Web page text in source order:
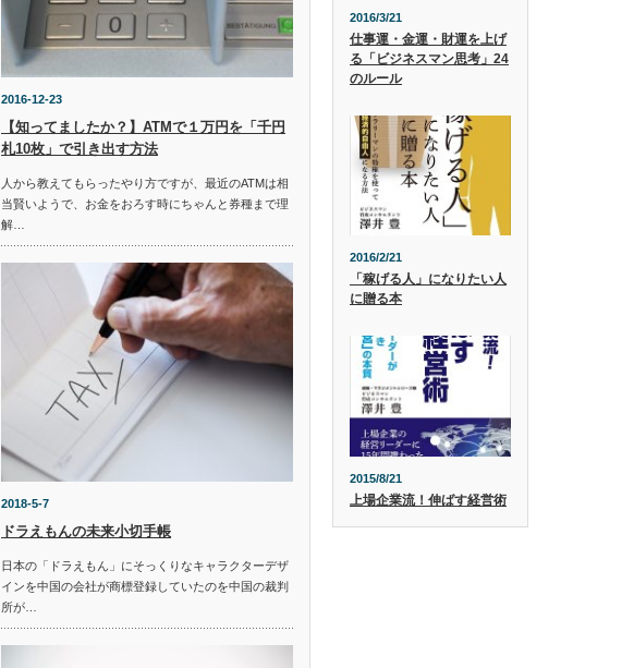
2016-12-23
【知ってましたか？】ATMで１万円を「千円
札10枚」で引き出す方法
人から教えてもらったやり方ですが、最近のATMは相
当賢いようで、お金をおろす時にちゃんと券種まで理
解…
2018-5-7
ドラえもんの未来小切手帳
日本の「ドラえもん」にそっくりなキャラクターデザ
インを中国の会社が商標登録していたのを中国の裁判
所が…
2016/3/21
仕事運・金運・財運を上げ
る「ビジネスマン思考」24
のルール
2016/2/21
「稼げる人」になりたい人
に贈る本
2015/8/21
上場企業流！伸ばす経営術